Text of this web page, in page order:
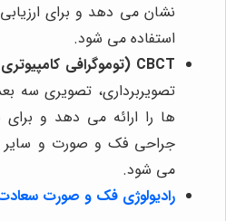
نشان می دهد و برای
استفاده می شود.
CBCT (توموگرافی کامپیوتری با اشعه مخروطی):
تصویربرداری، تصویری سه
ها را ارائه می دهد و برای
جراحی فک و صورت و سایر
می شود.
رادیولوژی فک و صورت